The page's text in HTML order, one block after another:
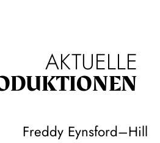
AKTUELLE
Freddy Eynsford–Hill